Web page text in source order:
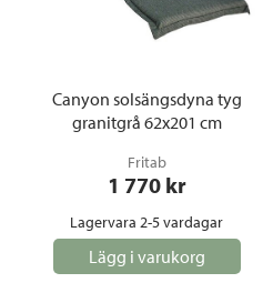
Canyon solsängsdyna tyg
granitgrå 62x201 cm
Fritab
1 770 kr
Lagervara 2-5 vardagar
Lägg i varukorg